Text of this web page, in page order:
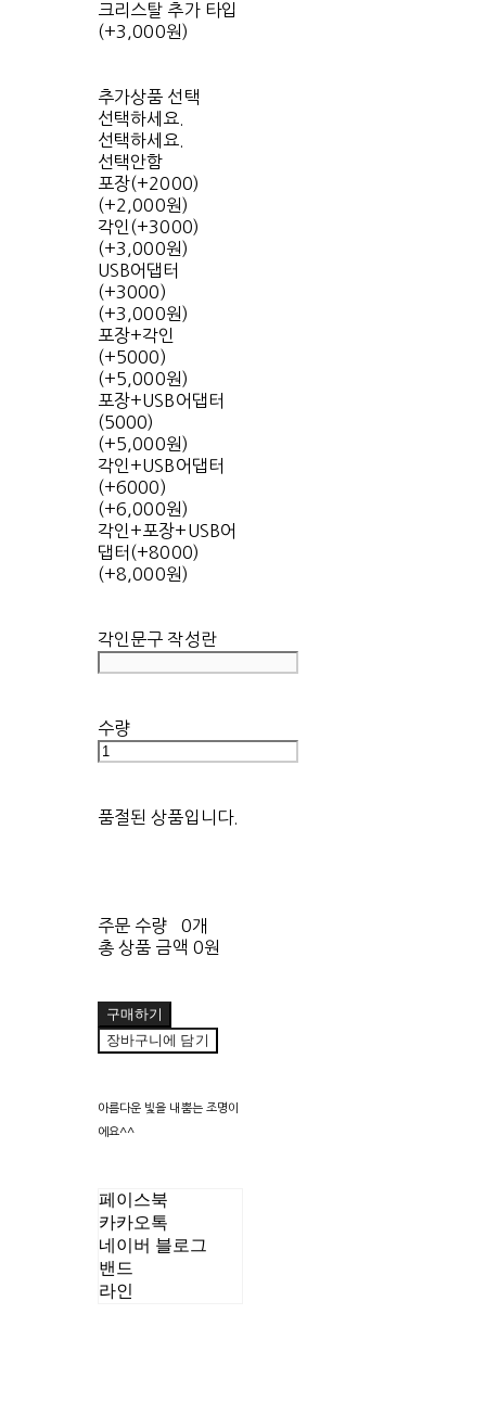
크리스탈 추가 타입
(+3,000원)
추가상품 선택
선택하세요.
선택하세요.
선택안함
포장(+2000)
(+2,000원)
각인(+3000)
(+3,000원)
USB어댑터
(+3000)
(+3,000원)
포장+각인
(+5000)
(+5,000원)
포장+USB어댑터
(5000)
(+5,000원)
각인+USB어댑터
(+6000)
(+6,000원)
각인+포장+USB어
댑터(+8000)
(+8,000원)
각인문구 작성란
수량
품절된 상품입니다.
주문 수량
0개
총 상품 금액 0원
구매하기
장바구니에 담기
아름다운 빛을 내뿜는 조명이
에요^^
페이스북
카카오톡
네이버 블로그
밴드
라인